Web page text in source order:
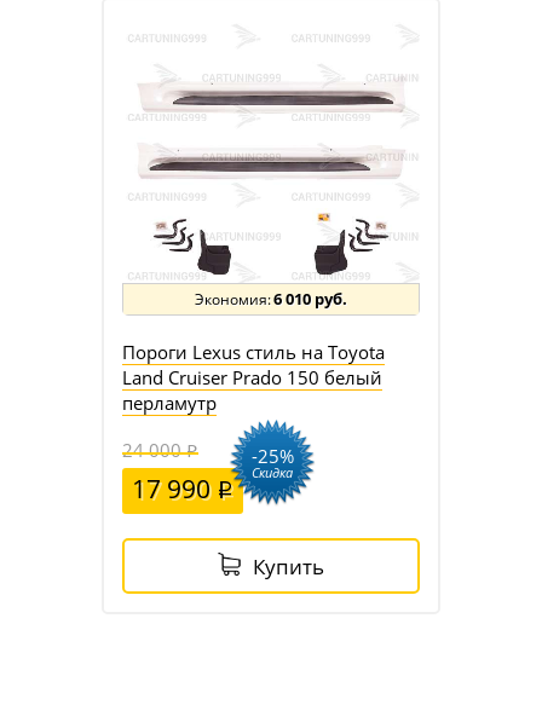
6 010 руб.
Пороги Lexus стиль на Toyota
Land Cruiser Prado 150 белый
перламутр
24 000
17 990
-25%
Скидка
Купить